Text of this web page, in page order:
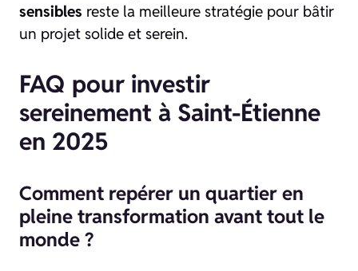
sensibles reste la meilleure stratégie pour bâtir
un projet solide et serein.
FAQ pour investir
sereinement à Saint-Étienne
en 2025
Comment repérer un quartier en
pleine transformation avant tout le
monde ?